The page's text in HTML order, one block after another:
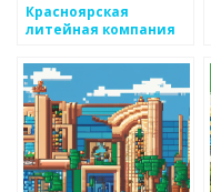
Красноярская
литейная компания